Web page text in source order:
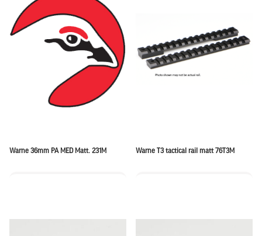
Warne 36mm PA MED Matt. 231M Warne T3 tactical rail matt 76T3M